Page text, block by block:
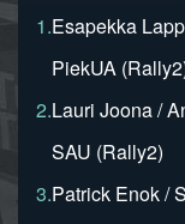
1.Esapekka
PiekUA
2.Lauri Joona /
SAU (Rally2)
3.Patrick Enok /